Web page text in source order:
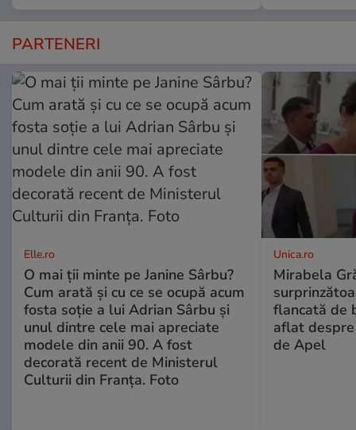
PARTENERI
Elle.ro
O mai ții minte pe Janine Sârbu?
Cum arată și cu ce se ocupă acum
fosta soție a lui Adrian Sârbu și
unul dintre cele mai apreciate
modele din anii 90. A fost
decorată recent de Ministerul
Culturii din Franța. Foto
Unica.ro
Mirabela
flancată de
aflat
de Apel